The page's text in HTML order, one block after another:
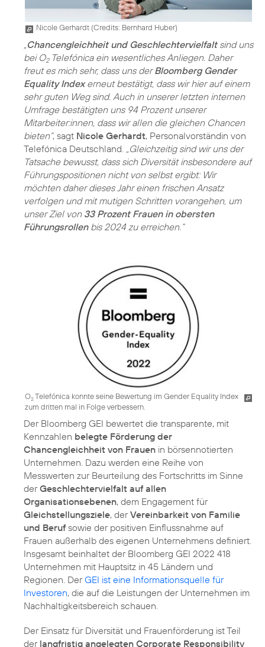
Nicole Gerhardt (Credits: Bernhard Huber)
„Chancengleichheit und Geschlechtervielfaltsind uns
bei O2Telefónica ein wesentliches Anliegen. Daher
freut es mich sehr, dass uns derBloomberg Gender
Equality Indexerneut bestätigt, dass wir hier auf einem
sehr guten Weg sind. Auch in unserer letzten internen
Umfrage bestätigten uns 94 Prozent unserer
Mitarbeiter:innen, dass wir allen die gleichen Chancen
bieten“, sagt Nicole Gerhardt, Personalvorständin von
Telefónica Deutschland. „Gleichzeitig sind wir uns der
Tatsache bewusst, dass sich Diversität insbesondere auf
Führungspositionen nicht von selbst ergibt: Wir
möchten daher dieses Jahr einen frischen Ansatz
verfolgen und mit mutigen Schritten vorangehen, um
unser Ziel von 33 Prozent Frauen in obersten
Führungsrollenbis 2024 zu erreichen.“
O2Telefónica konnte seine Bewertung im Gender Equality Index
zum dritten mal in Folge verbessern.
Der Bloomberg GEI bewertet die transparente, mit
Kennzahlen belegte Förderung der
Chancengleichheit von Frauen in börsennotierten
Unternehmen. Dazu werden eine Reihe von
Messwerten zur Beurteilung des Fortschritts im Sinne
derGeschlechtervielfalt auf allen
Organisationsebenen, dem Engagement für
Gleichstellungsziele, derVereinbarkeit von Familie
und Beruf sowie der positiven Einflussnahme auf
Frauen außerhalb des eigenen Unternehmens definiert.
Insgesamt beinhaltet der Bloomberg GEI 2022 418
Unternehmen mit Hauptsitz in 45 Ländern und
Regionen. DerGEI ist eine Informationsquelle für
Investoren, die auf die Leistungen der Unternehmen im
Nachhaltigkeitsbereich schauen.
Der Einsatz für Diversität und Frauenförderung ist Teil
der langfristig angelegten Corporate Responsibility